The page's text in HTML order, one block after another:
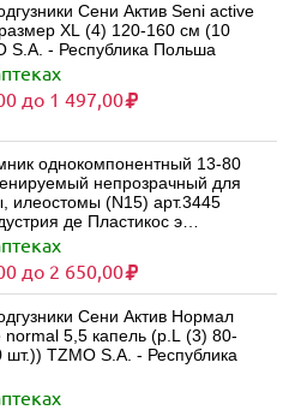
Сени Актив Seni active
XL (4) 120-160 см (10
S.A. - Республика Польша
до 1 497,00
однокомпонентный 13-80
непрозрачный для
илеостомы (N15) арт.3445
де Пластикос э
Лимитада - Бразилия
до 2 650,00
Сени Актив Нормал
normal 5,5 капель (р.L (3) 80-
TZMO S.A. - Республика